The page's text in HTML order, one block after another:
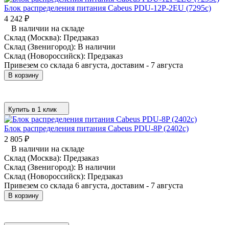
Блок распределения питания Cabeus PDU-12P-2EU (7295c)
4 242 ₽
В наличии на складе
Склад (Москва): Предзаказ
Склад (Звенигород): В наличии
Склад (Новороссийск): Предзаказ
Привезем со склада 6 августа, доставим - 7 августа
В корзину
Купить в 1 клик
Блок распределения питания Cabeus PDU-8P (2402c)
2 805 ₽
В наличии на складе
Склад (Москва): Предзаказ
Склад (Звенигород): В наличии
Склад (Новороссийск): Предзаказ
Привезем со склада 6 августа, доставим - 7 августа
В корзину